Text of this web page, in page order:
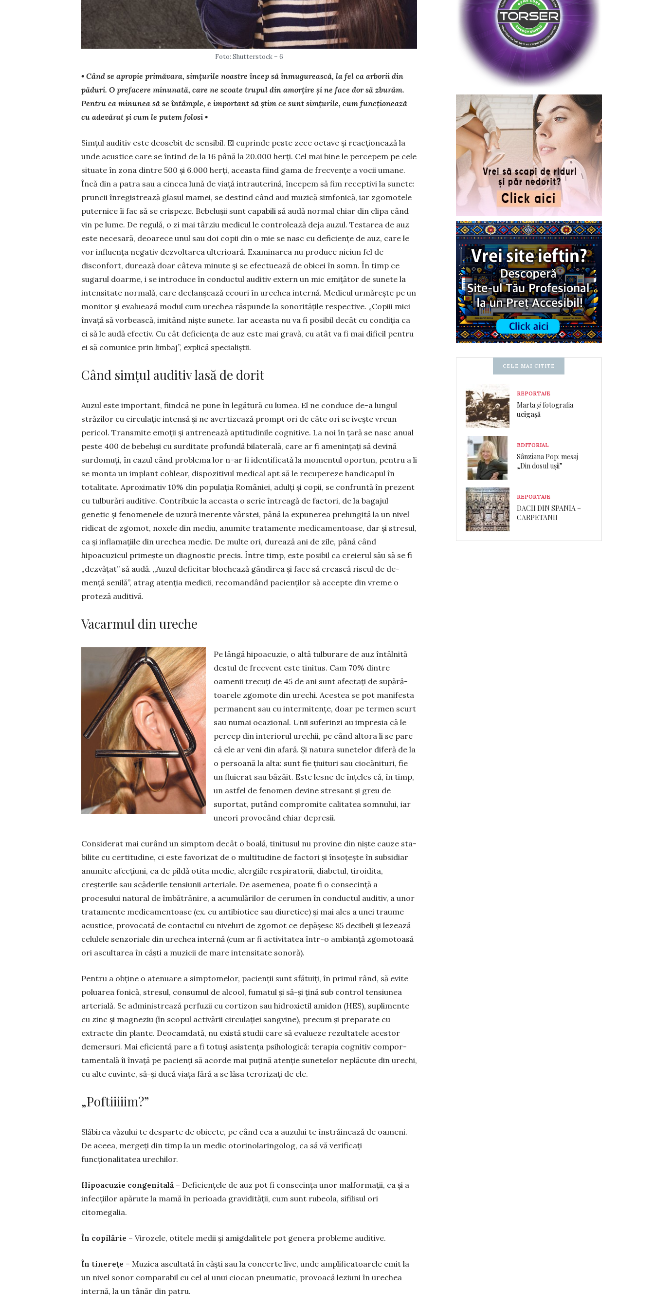
Foto: Shutterstock – 6
• Când se apropie primăvara, simțurile noastre încep să înmu­gurească, la fel ca arborii din
păduri. O prefacere minunată, care ne scoate trupul din amorțire și ne face dor să zburăm.
Pentru ca minunea să se întâmple, e important să știm ce sunt simțurile, cum funcționează
cu adevărat și cum le putem folosi •
Simțul auditiv este deosebit de sensibil. El cuprinde peste zece octave și reac­ționează la
unde acustice care se întind de la 16 până la 20.000 herți. Cel mai bine le percepem pe cele
situate în zona dintre 500 și 6.000 herți, aceasta fiind gama de frecvențe a vocii umane.
Încă din a patra sau a cincea lună de viață intraute­rină, începem să fim receptivi la sunete:
pruncii înre­gis­trează glasul mamei, se destind când aud muzică simfonică, iar zgo­motele
puternice îi fac să se cris­peze. Bebelușii sunt capabili să audă normal chiar din clipa când
vin pe lume. De regulă, o zi mai târziu medicul le controlează deja auzul. Testarea de auz
este necesară, deoarece unul sau doi copii din o mie se nasc cu de­ficiențe de auz, care le
vor in­fluența negativ dezvoltarea ulte­rioară. Examinarea nu produce niciun fel de
disconfort, durează doar câteva minute și se efectuează de obicei în somn. În timp ce
sugarul doarme, i se introduce în conductul auditiv extern un mic emițător de sunete la
intensitate normală, care declanșează ecouri în urechea internă. Medicul urmărește pe un
moni­tor și evaluează modul cum urechea răspunde la sonoritățile respective. „Copiii mici
învață să vor­bească, imitând niște sunete. Iar aceasta nu va fi posibil decât cu condiția ca
ei să le audă efectiv. Cu cât deficiența de auz este mai gravă, cu atât va fi mai dificil pentru
ei să comunice prin lim­baj”, explică specialiștii.
Când simțul auditiv lasă de dorit
Auzul este important, fiindcă ne pune în legă­tură cu lumea. El ne conduce de-a lungul
străzilor cu circulație intensă și ne avertizează prompt ori de câte ori se ivește vreun
pericol. Transmite emoții și antrenează aptitudinile cognitive. La noi în țară se nasc anual
peste 400 de bebeluși cu surditate profundă bilaterală, care ar fi amenințați să devină
surdomuți, în cazul când problema lor n-ar fi identificată la momentul oportun, pentru a li
se monta un implant cohlear, dispozitivul me­dical apt să le recupereze handicapul în
totalitate. Aproximativ 10% din populația României, adulți și copii, se confruntă în prezent
cu tul­burări auditive. Contribuie la aceasta o serie întreagă de factori, de la bagajul
genetic și fenomenele de uzură inerente vârstei, până la expunerea prelungită la un nivel
ridicat de zgomot, noxele din mediu, anumite tratamente medicamentoase, dar și stresul,
ca și inflamațiile din urechea medie. De multe ori, durează ani de zile, până când
hipoacuzicul primește un diagnostic precis. Între timp, este posibil ca creierul său să se fi
„dezvățat” să audă. „Auzul deficitar blo­chea­ză gândirea și face să crească riscul de de­
mență senilă”, atrag atenția medicii, reco­man­dând pacienților să accepte din vreme o
pro­teză auditivă.
Vacarmul din ureche
Pe lângă hipoacuzie, o altă tul­­burare de auz întâlnită
destul de frecvent este tinitus. Cam 70% dintre
oamenii trecuți de 45 de ani sunt afectați de supără­
toarele zgomote din urechi. A­ces­tea se pot manifesta
perma­nent sau cu intermitențe, doar pe termen scurt
sau numai oca­zio­nal. Unii suferinzi au impresia că le
percep din interiorul urechii, pe când altora li se pare
că ele ar veni din afară. Și natura sunetelor diferă de la
o persoană la alta: sunt fie țiuituri sau ciocănituri, fie
un fluierat sau bâzâit. Este lesne de înțeles că, în timp,
un astfel de fenomen devine stresant și greu de
suportat, putând compromite calitatea somnului, iar
uneori provocând chiar depresii.
Considerat mai curând un simptom decât o boală, tinitusul nu provine din niște cauze sta­
bilite cu certitudine, ci este favorizat de o multi­tudine de factori și însoțește în subsidiar
anumite afecțiuni, ca de pildă otita medie, alergiile respiratorii, diabetul, tiroidita,
creșterile sau scăderile tensiunii arte­riale. De asemenea, poate fi o consecință a
procesului natural de îmbătrânire, a acu­mulărilor de cerumen în con­ductul auditiv, a unor
tra­tamente medicamentoase (ex. cu antibiotice sau diu­retice) și mai ales a unei trau­­me
acustice, provocată de contactul cu niveluri de zgomot ce depășesc 85 de­cibeli și le­zează
celulele sen­zoriale din urechea internă (cum ar fi acti­vitatea într-o ambianță zgomo­toasă
ori ascultarea în căști a muzicii de mare intensitate so­noră).
Pentru a obține o atenuare a simptomelor, pacienții sunt sfă­tuiți, în primul rând, să evite
po­luarea fonică, stresul, consu­mul de alcool, fuma­tul și să-și țină sub control tensiunea
arterială. Se administrează perfuzii cu cortizon sau hidroxietil amidon (HES), suplimente
cu zinc și magneziu (în scopul activării circulației sangvine), precum și preparate cu
extracte din plante. Deocamdată, nu există studii care să evalueze rezultatele acestor
demersuri. Mai eficientă pare a fi totuși asistența psihologică: terapia cognitiv compor­
tamentală îi învață pe pacienți să acorde mai puțină atenție sunetelor neplăcute din urechi,
cu alte cuvinte, să-și ducă viața fără a se lăsa tero­rizați de ele.
„Poftiiiiim?”
Slăbirea văzului te desparte de obiecte, pe când cea a auzului te înstrăinează de oameni.
De aceea, mergeți din timp la un medic otorino­laringolog, ca să vă verificați
funcționalitatea ure­chilor.
Hipoacuzie congenitală – Deficiențele de auz pot fi consecința unor malformații, ca și a
infecțiilor apărute la mamă în perioada gravi­dității, cum sunt rubeola, sifilisul ori
citomegalia.
În copilărie – Virozele, otitele medii și amig­dalitele pot genera probleme auditive.
În tinerețe – Muzica ascultată în căști sau la concerte live, unde amplificatoarele emit la
un nivel sonor comparabil cu cel al unui ciocan pneu­matic, provoacă leziuni în urechea
internă, la un tânăr din patru.
CELE MAI CITITE
REPORTAJE
Martașifotografia
ucigașă
EDITORIAL
Sânziana Pop: mesaj
„Din dosul ușii”
REPORTAJE
DACII DIN SPANIA –
CARPETANII